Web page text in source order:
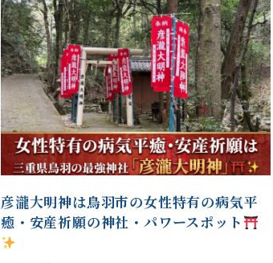
彦瀧大明神は鳥羽市の女性特有の病気平
癒・安産祈願の神社・パワースポット